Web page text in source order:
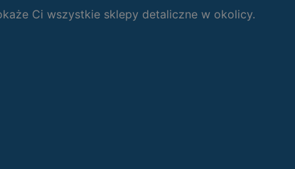
Ci wszystkie sklepy detaliczne w okolicy.